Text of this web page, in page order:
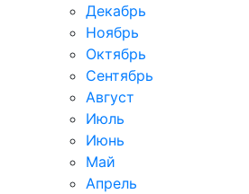
Декабрь
Ноябрь
Октябрь
Сентябрь
Август
Июль
Июнь
Май
Апрель